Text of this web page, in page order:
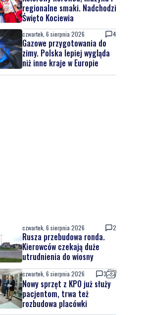
regionalne smaki. Nadchodzi
Święto Kociewia
czwartek, 6 sierpnia 2026 4
Gazowe przygotowania do
zimy. Polska lepiej wygląda
niż inne kraje w Europie
czwartek, 6 sierpnia 2026 2
Rusza przebudowa ronda.
Kierowców czekają duże
utrudnienia do wiosny
czwartek, 6 sierpnia 2026 3
Nowy sprzęt z KPO już służy
pacjentom, trwa też
rozbudowa placówki